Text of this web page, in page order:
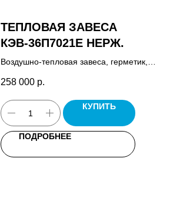
ТЕПЛОВАЯ ЗАВЕСА
КЭВ-36П7021E НЕРЖ.
Воздушно-тепловая завеса, герметик,
паспорт.
258 000 р.
КУПИТЬ
ПОДРОБНЕЕ